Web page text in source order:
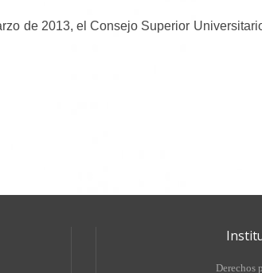
de 2013, el Consejo Superior
Derechos